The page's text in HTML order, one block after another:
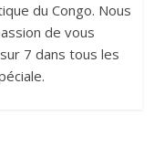
du Congo. Nous
de vous
7 dans tous les